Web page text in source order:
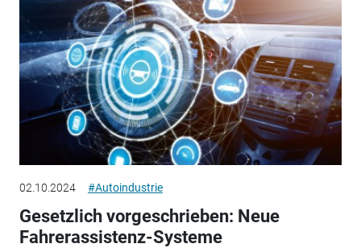
02.10.2024 #Autoindustrie
Gesetzlich vorgeschrieben: Neue
Fahrerassistenz-Systeme